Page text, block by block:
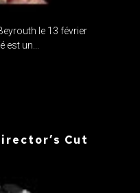
le 13 février
un...
Cut